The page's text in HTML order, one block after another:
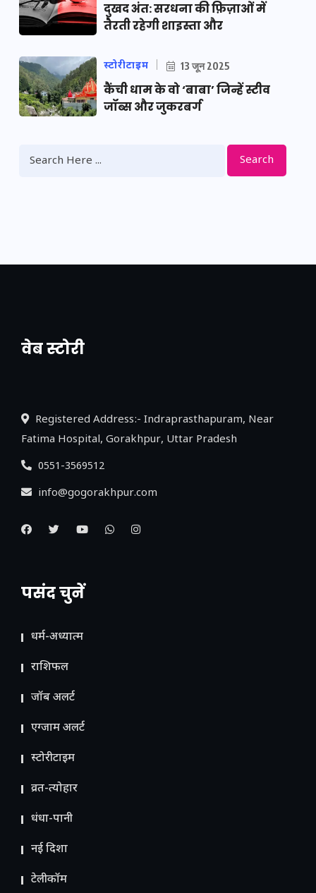
दुखद अंत: सरधना की फ़िज़ाओं में
तैरती रहेगी शाइस्ता और
स्टोरीटाइम 13 जून 2025
कैंची धाम के वो ‘बाबा’ जिन्हें स्टीव
जॉब्स और जुकरबर्ग
Search
वेब स्टोरी
नया एक्सप्रेसवे: पूर्वांचल का लक, डेवलपमेंट का
Registered Address:- Indraprasthapuram, Near
Fatima Hospital, Gorakhpur, Uttar Pradesh
0551-3569512
info@gogorakhpur.com
पसंद चुनें
धर्म-अध्यात्म
राशिफल
जॉब अलर्ट
एग्जाम अलर्ट
स्टोरीटाइम
व्रत-त्योहार
धंधा-पानी
नई दिशा
टेलीकॉम